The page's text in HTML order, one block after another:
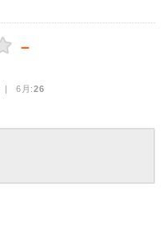
－
| 6月:26